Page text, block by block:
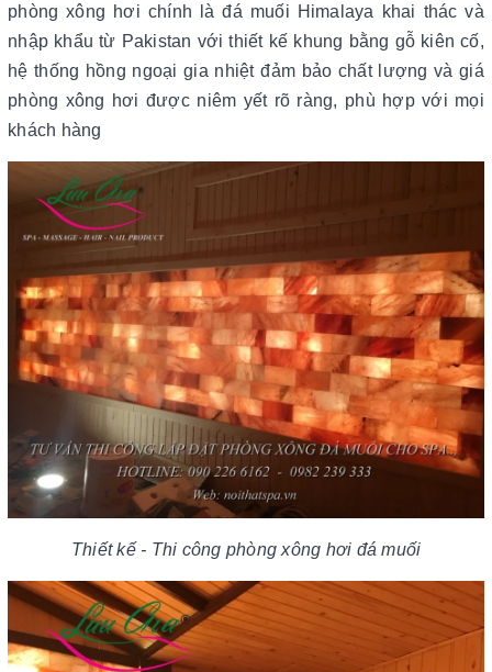
phòng xông hơi chính là đá muối Himalaya khai thác và
nhập khẩu từ Pakistan với thiết kế khung bằng gỗ kiên cố,
hệ thống hồng ngoại gia nhiệt đảm bảo chất lượng và giá
phòng xông hơi được niêm yết rõ ràng, phù hợp với mọi
khách hàng
Thiết kế - Thi công phòng xông hơi đá muối